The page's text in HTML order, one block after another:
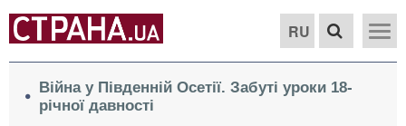
RU
Війна у Південній Осетії. Забуті уроки 18-
річної давності